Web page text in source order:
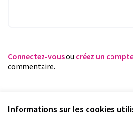
Informations sur les cookies
Connectez-vousou créez un compte
commentaire.
Vérifiez l'empreinte